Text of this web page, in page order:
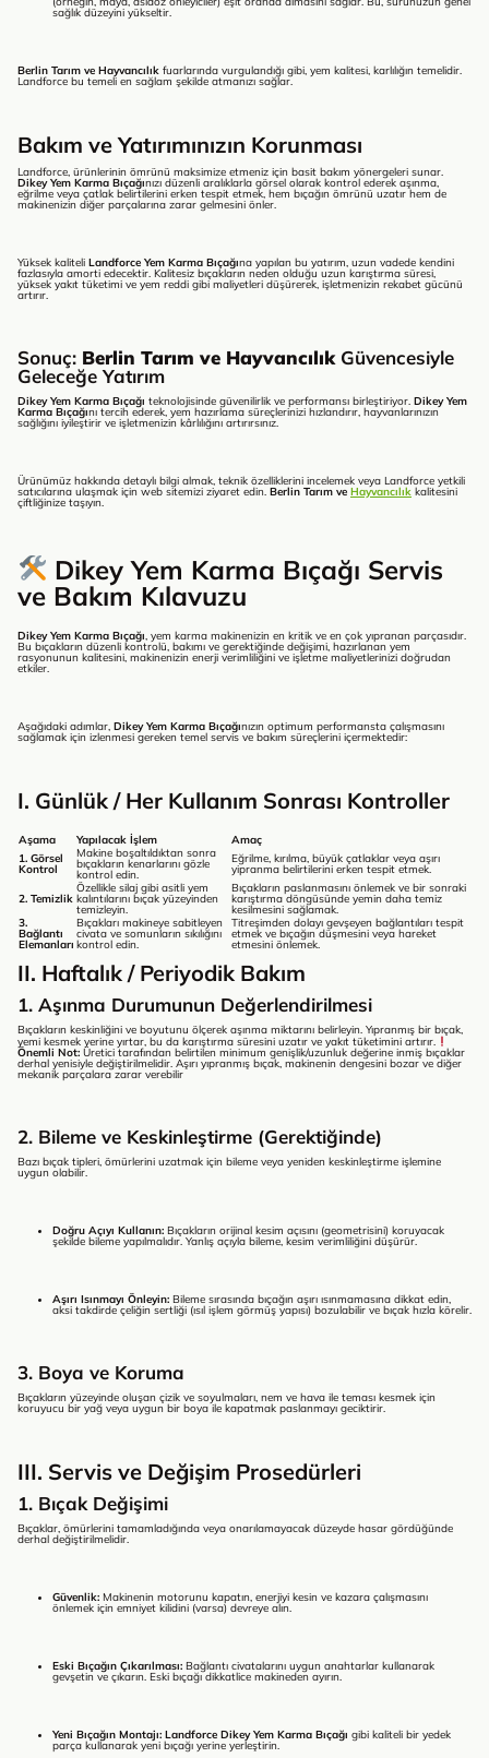
sağlık düzeyini yükseltir.
Berlin Tarım ve Hayvancılık fuarlarında vurgulandığı gibi, yem kalitesi, karlılığın temelidir.
Landforce bu temeli en sağlam şekilde atmanızı sağlar.
Bakım ve Yatırımınızın Korunması
Landforce, ürünlerinin ömrünü maksimize etmeniz için basit bakım yönergeleri sunar.
Dikey Yem Karma Bıçağınızı düzenli aralıklarla görsel olarak kontrol ederek aşınma,
eğrilme veya çatlak belirtilerini erken tespit etmek, hem bıçağın ömrünü uzatır hem de
makinenizin diğer parçalarına zarar gelmesini önler.
Yüksek kaliteli Landforce Yem Karma Bıçağına yapılan bu yatırım, uzun vadede kendini
fazlasıyla amorti edecektir. Kalitesiz bıçakların neden olduğu uzun karıştırma süresi,
yüksek yakıt tüketimi ve yem reddi gibi maliyetleri düşürerek, işletmenizin rekabet gücünü
artırır.
Sonuç: Berlin Tarım ve HayvancılıkGüvencesiyle
Geleceğe Yatırım
Dikey Yem Karma Bıçağı teknolojisinde güvenilirlik ve performansı birleştiriyor. Dikey Yem
Karma Bıçağını tercih ederek, yem hazırlama süreçlerinizi hızlandırır, hayvanlarınızın
sağlığını iyileştirir ve işletmenizin kârlılığını artırırsınız.
Ürünümüz hakkında detaylı bilgi almak, teknik özelliklerini incelemek veya Landforce yetkili
satıcılarına ulaşmak için web sitemizi ziyaret edin. Berlin Tarım ve Hayvancılık kalitesini
çiftliğinize taşıyın.
Dikey Yem Karma Bıçağı Servis
ve Bakım Kılavuzu
Dikey Yem Karma Bıçağı, yem karma makinenizin en kritik ve en çok yıpranan parçasıdır.
Bu bıçakların düzenli kontrolü, bakımı ve gerektiğinde değişimi, hazırlanan yem
rasyonunun kalitesini, makinenizin enerji verimliliğini ve işletme maliyetlerinizi doğrudan
etkiler.
Aşağıdaki adımlar, Dikey Yem Karma Bıçağınızın optimum performansta çalışmasını
sağlamak için izlenmesi gereken temel servis ve bakım süreçlerini içermektedir:
I. Günlük / Her Kullanım Sonrası Kontroller
Aşama Yapılacak İşlem
Amaç
1. Görsel
Kontrol
Makine boşaltıldıktan sonra
bıçakların kenarlarını gözle
kontrol edin.
Eğrilme, kırılma, büyük çatlaklar veya aşırı
yipranma belirtilerini erken tespit etmek.
2. Temizlik
Özellikle silaj gibi asitli yem
kalıntılarını bıçak yüzeyinden
temizleyin.
Bıçakların paslanmasını önlemek ve bir sonraki
karıştırma döngüsünde yemin daha temiz
kesilmesini sağlamak.
3.
Bağlantı
Elemanları
Bıçakları makineye sabitleyen
civata ve somunların sıkılığını
kontrol edin.
Titreşimden dolayı gevşeyen bağlantıları tespit
etmek ve bıçağın düşmesini veya hareket
etmesini önlemek.
II. Haftalık / Periyodik Bakım
1. Aşınma Durumunun Değerlendirilmesi
Bıçakların keskinliğini ve boyutunu ölçerek aşınma miktarını belirleyin. Yıpranmış bir bıçak,
yemi kesmek yerine yırtar, bu da karıştırma süresini uzatır ve yakıt tüketimini artırır.
Önemli Not: Üretici tarafından belirtilen minimum genişlik/uzunluk değerine inmiş bıçaklar
derhal yenisiyle değiştirilmelidir. Aşırı yıpranmış bıçak, makinenin dengesini bozar ve diğer
mekanik parçalara zarar verebilir
2. Bileme ve Keskinleştirme (Gerektiğinde)
Bazı bıçak tipleri, ömürlerini uzatmak için bileme veya yeniden keskinleştirme işlemine
uygun olabilir.
Doğru Açıyı Kullanın: Bıçakların orijinal kesim açısını (geometrisini) koruyacak
şekilde bileme yapılmalıdır. Yanlış açıyla bileme, kesim verimliliğini düşürür.
Aşırı Isınmayı Önleyin: Bileme sırasında bıçağın aşırı ısınmamasına dikkat edin,
aksi takdirde çeliğin sertliği (ısıl işlem görmüş yapısı) bozulabilir ve bıçak hızla körelir.
3. Boya ve Koruma
Bıçakların yüzeyinde oluşan çizik ve soyulmaları, nem ve hava ile teması kesmek için
koruyucu bir yağ veya uygun bir boya ile kapatmak paslanmayı geciktirir.
III. Servis ve Değişim Prosedürleri
1. Bıçak Değişimi
Bıçaklar, ömürlerini tamamladığında veya onarılamayacak düzeyde hasar gördüğünde
derhal değiştirilmelidir.
Güvenlik: Makinenin motorunu kapatın, enerjiyi kesin ve kazara çalışmasını
önlemek için emniyet kilidini (varsa) devreye alın.
Eski Bıçağın Çıkarılması: Bağlantı civatalarını uygun anahtarlar kullanarak
gevşetin ve çıkarın. Eski bıçağı dikkatlice makineden ayırın.
Yeni Bıçağın Montajı: Landforce Dikey Yem Karma Bıçağı gibi kaliteli bir yedek
parça kullanarak yeni bıçağı yerine yerleştirin.